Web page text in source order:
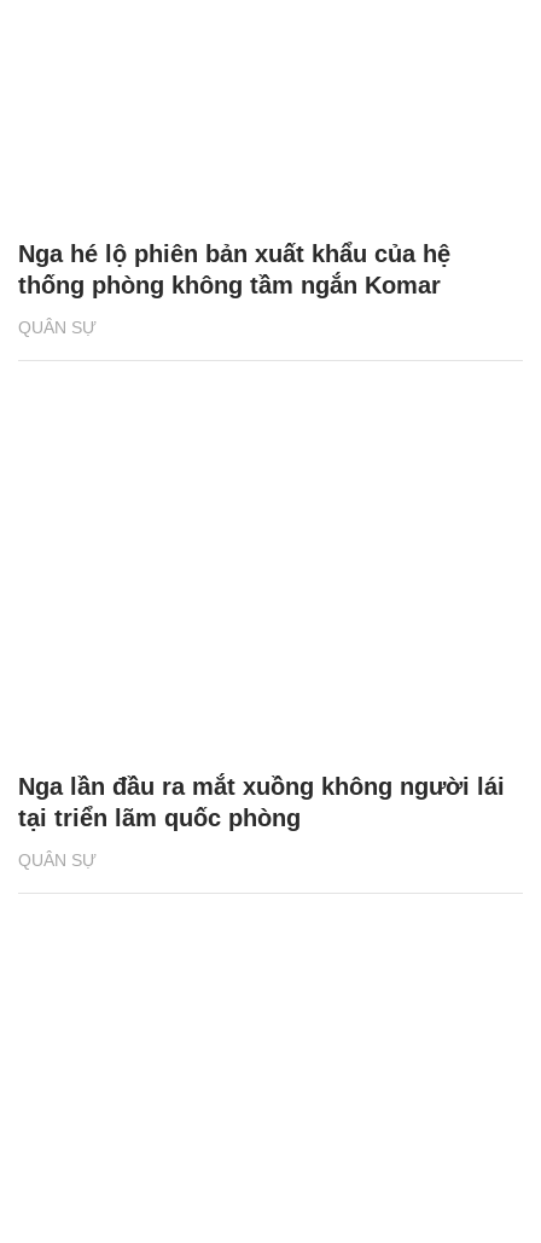
QUÂN SỰ
Nga hé lộ phiên bản xuất khẩu của hệ
thống phòng không tầm ngắn Komar
QUÂN SỰ
Nga lần đầu ra mắt xuồng không người lái
tại triển lãm quốc phòng